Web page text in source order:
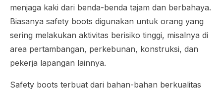
menjaga kaki dari benda-benda tajam dan berbahaya.
Biasanya safety boots digunakan untuk orang yang
sering melakukan aktivitas berisiko tinggi, misalnya di
area pertambangan, perkebunan, konstruksi, dan
pekerja lapangan lainnya.
Safety boots terbuat dari bahan-bahan berkualitas